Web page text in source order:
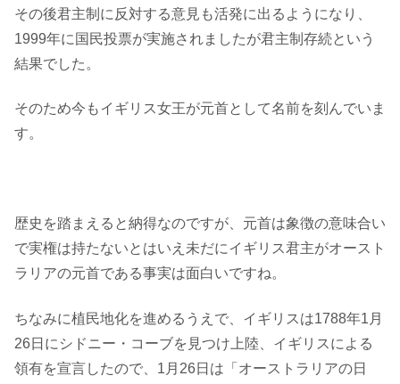
その後君主制に反対する意見も活発に出るようになり、
1999年に国民投票が実施されましたが君主制存続という
結果でした。
そのため今もイギリス女王が元首として名前を刻んでいま
す。
歴史を踏まえると納得なのですが、元首は象徴の意味合い
で実権は持たないとはいえ未だにイギリス君主がオースト
ラリアの元首である事実は面白いですね。
ちなみに植民地化を進めるうえで、イギリスは1788年1月
26日にシドニー・コーブを見つけ上陸、イギリスによる
領有を宣言したので、1月26日は「オーストラリアの日